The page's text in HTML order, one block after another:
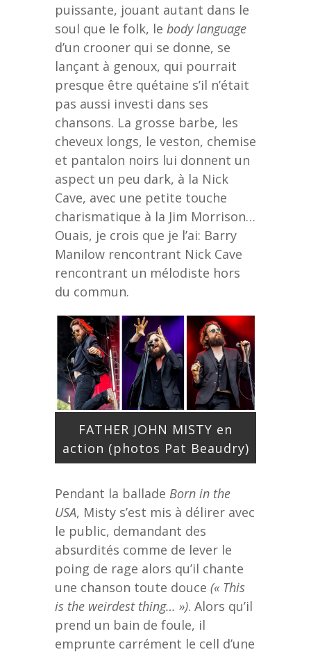
puissante, jouant autant dans le
soul que le folk, le body language
d’un crooner qui se donne, se
lançant à genoux, qui pourrait
presque être quétaine s’il n’était
pas aussi investi dans ses
chansons. La grosse barbe, les
cheveux longs, le veston, chemise
et pantalon noirs lui donnent un
aspect un peu dark, à la Nick
Cave, avec une petite touche
charismatique à la Jim Morrison…
Ouais, je crois que je l’ai: Barry
Manilow rencontrant Nick Cave
rencontrant un mélodiste hors
du commun.
FATHER JOHN MISTY en
action (photos Pat Beaudry)
Pendant la ballade Born in the
USA, Misty s’est mis à délirer avec
le public, demandant des
absurdités comme de lever le
poing de rage alors qu’il chante
une chanson toute douce (« This
is the weirdest thing… »). Alors qu’il
prend un bain de foule, il
emprunte carrément le cell d’une